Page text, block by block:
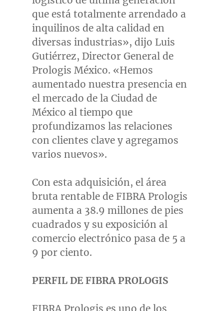
que está totalmente arrendado a
inquilinos de alta calidad en
diversas industrias», dijo Luis
Gutiérrez, Director General de
Prologis México. «Hemos
aumentado nuestra presencia en
el mercado de la Ciudad de
México al tiempo que
profundizamos las relaciones
con clientes clave y agregamos
varios nuevos».
Con esta adquisición, el área
bruta rentable de FIBRA Prologis
aumenta a 38.9 millones de pies
cuadrados y su exposición al
comercio electrónico pasa de 5 a
9 por ciento.
PERFIL DE FIBRA PROLOGIS
FIBRA Prologis es uno de los